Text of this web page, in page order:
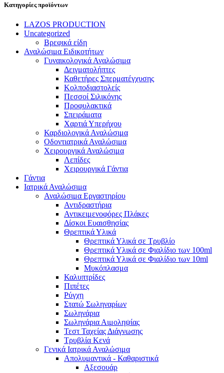
Κατηγορίες προϊόντων
LAZOS PRODUCTION
Uncategorized
Βρεφικά είδη
Αναλώσιμα Ειδικοτήτων
Γυναικολογικά Αναλώσιμα
Δειγματολήπτες
Καθετήρες Σπερματέγχυσης
Κολποδιαστολείς
Πεσσοί Σιλικόνης
Προφυλακτικά
Σπειράματα
Χαρτιά Υπερήχου
Καρδιολογικά Αναλώσιμα
Οδοντιατρικά Αναλώσιμα
Χειρουργικά Αναλώσιμα
Λεπίδες
Χειρουργικά Γάντια
Γάντια
Ιατρικά Αναλώσιμα
Αναλώσιμα Εργαστηρίου
Αντιδραστήρια
Αντικειμενοφόρες Πλάκες
Δίσκοι Ευαισθησίας
Θρεπτικά Υλικά
Θρεπτικά Υλικά σε Τρυβλίο
Θρεπτικά Υλικά σε Φιαλίδιο των 100ml
Θρεπτικά Υλικά σε Φιαλίδιο των 10ml
Μυκόπλασμα
Καλυπτρίδες
Πιπέτες
Ρύγχη
Στατώ Σωληναρίων
Σωληνάρια
Σωληνάρια Αιμοληψίας
Τεστ Ταχείας Διάγνωσης
Τρυβλία Κενά
Γενικά Ιατρικά Αναλώσιμα
Απολυμαντικά - Καθαριστικά
Αξεσουάρ